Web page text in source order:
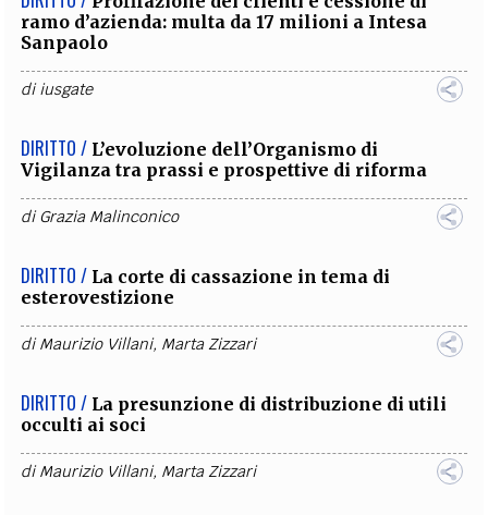
ramo d’azienda: multa da 17 milioni a Intesa
Sanpaolo
diiusgate
DIRITTO / L’evoluzione dell’Organismo di
Vigilanza tra prassi e prospettive di riforma
diGrazia Malinconico
DIRITTO / La corte di cassazione in tema di
esterovestizione
diMaurizio Villani, Marta Zizzari
DIRITTO / La presunzione di distribuzione di utili
occulti ai soci
diMaurizio Villani, Marta Zizzari